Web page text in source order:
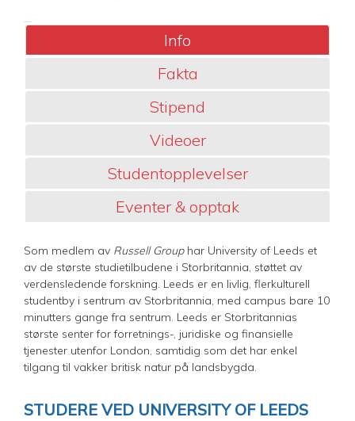
Info
Fakta
Stipend
Videoer
Studentopplevelser
Eventer & opptak
Som medlem av Russell Grouphar University of Leeds et
av de største studietilbudene i Storbritannia, støttet av
verdensledende forskning. Leeds er en livlig, flerkulturell
studentby i sentrum av Storbritannia, med campus bare 10
minutters gange fra sentrum. Leeds er Storbritannias
største senter for forretnings-, juridiske og finansielle
tjenester utenfor London, samtidig som det har enkel
tilgang til vakker britisk natur på landsbygda.
STUDERE VED UNIVERSITY OF LEEDS